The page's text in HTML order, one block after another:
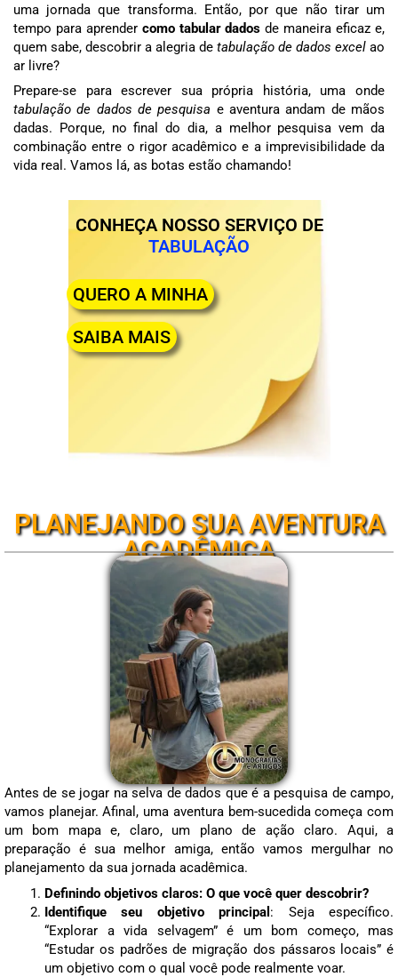
uma jornada que transforma. Então, por que não tirar um
tempo para aprender como tabular dados de maneira eficaz e,
quem sabe, descobrir a alegria de tabulação de dados excel ao
ar livre?
Prepare-se para escrever sua própria história, uma onde
tabulação de dados de pesquisa e aventura andam de mãos
dadas. Porque, no final do dia, a melhor pesquisa vem da
combinação entre o rigor acadêmico e a imprevisibilidade da
vida real. Vamos lá, as botas estão chamando!
CONHEÇA NOSSO SERVIÇO DE
TABULAÇÃO
QUERO A MINHA
SAIBA MAIS
PLANEJANDO SUA AVENTURA
ACADÊMICA
Antes de se jogar na selva de dados que é a pesquisa de campo,
vamos planejar. Afinal, uma aventura bem-sucedida começa com
um bom mapa e, claro, um plano de ação claro. Aqui, a
preparação é sua melhor amiga, então vamos mergulhar no
planejamento da sua jornada acadêmica.
Definindo objetivos claros: O que você quer descobrir?
Identifique seu objetivo principal : Seja específico.
“Explorar a vida selvagem” é um bom começo, mas
“Estudar os padrões de migração dos pássaros locais” é
um objetivo com o qual você pode realmente voar.